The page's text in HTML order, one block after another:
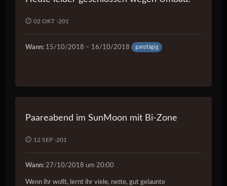
02 OKT -201
Wann: 15/10/2018 – 16/10/2018 ganztägig
Paareabend im SunMoon mit Bi-Zone
12 SEP -201
Wann: 27/10/2018 um 20:00
Wenn ihr wollt, lernt ihr viele, nette, gut gelaunte